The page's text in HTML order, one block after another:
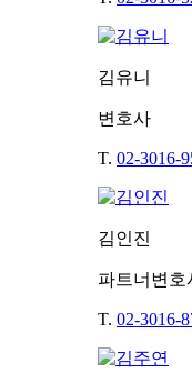
김유니
변호사
T. 02-3016-
김인진
파트너변호
T. 02-3016-